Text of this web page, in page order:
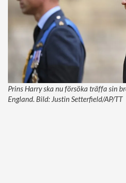
Prins Harry ska nu försöka träffa sin
England. Bild: Justin Setterfield/AP/TT